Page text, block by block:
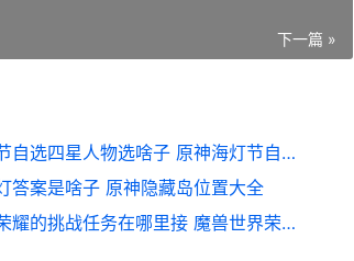
下一篇 »
原神海灯节自选四星人物选啥子 原神海灯节自选四星角色
答案是啥子 原神隐藏岛位置大全
魔兽世界荣耀的挑战任务在哪里接 魔兽世界荣耀的挑战